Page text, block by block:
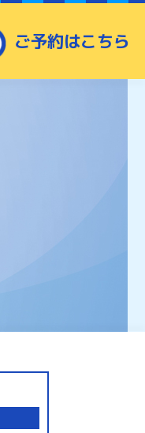
ご予約はこちら